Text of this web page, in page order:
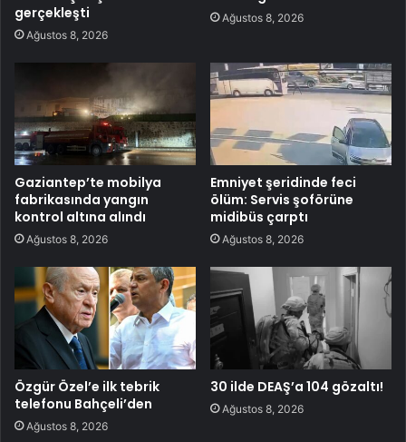
gerçekleşti
Ağustos 8, 2026
Ağustos 8, 2026
Gaziantep’te mobilya
fabrikasında yangın
kontrol altına alındı
Ağustos 8, 2026
Emniyet şeridinde feci
ölüm: Servis şoförüne
midibüs çarptı
Ağustos 8, 2026
Özgür Özel’e ilk tebrik
telefonu Bahçeli’den
Ağustos 8, 2026
30 ilde DEAŞ’a 104 gözaltı!
Ağustos 8, 2026